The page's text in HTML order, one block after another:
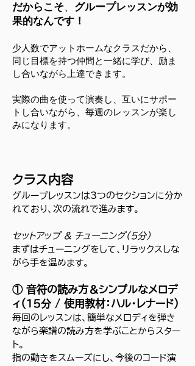
だからこそ、 グループレッスンが効
果的なんです！
少人数でアットホームなクラスだから、
同じ目標を持つ仲間と一緒に学び、励ま
し合いながら上達できます。
実際の曲を使って演奏し、互いにサポー
トし合いながら、毎週のレッスンが楽し
みになります。
クラス内容
グループレッスンは3つのセクションに分か
れており、次の流れで進みます。
セットアップ & チューニング（5分）
まずはチューニングをして、リラックスしな
がら手を温めます。
① 音符の読み方＆シンプルなメロデ
ィ（15分 / 使用教材：ハル・レナード）
毎回のレッスンは、簡単なメロディを弾き
ながら楽譜の読み方を学ぶことからスター
ト。
指の動きをスムーズにし、今後のコード演